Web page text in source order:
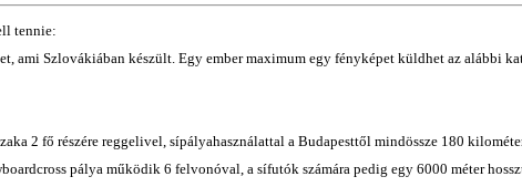
tennie:
ami Szlovákiában készült. Egy ember maximum egy fényképet küldhet az alábbi
2 fő részére reggelivel, sípályahasználattal a Budapesttől mindössze 180
pálya működik 6 felvonóval, a sífutók számára pedig egy 6000 méter